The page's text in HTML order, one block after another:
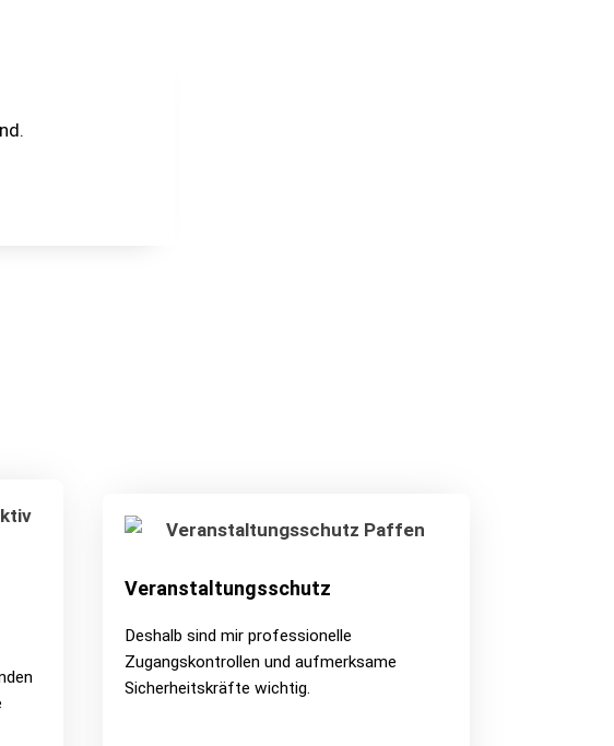
Veranstaltungsschutz
Deshalb sind mir professionelle
Zugangskontrollen und aufmerksame
Sicherheitskräfte wichtig.